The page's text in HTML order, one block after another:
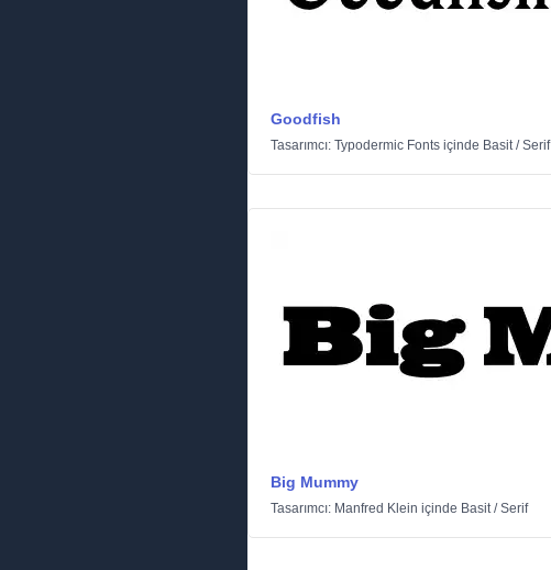
Goodfish
Tasarımcı: Typodermic Fonts içinde Basit/Serif
Big Mummy
Tasarımcı: Manfred Klein içinde Basit/Serif